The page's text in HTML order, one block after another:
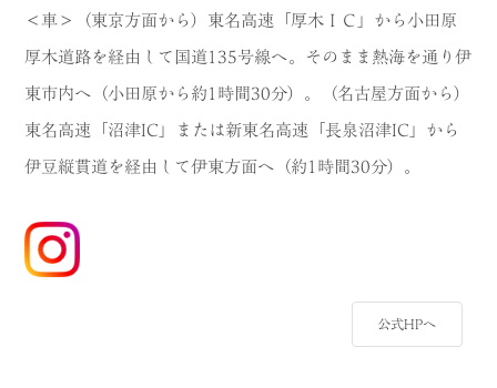
＜車＞（東京方面から）東名高速「厚木ＩＣ」から小田原
厚木道路を経由して国道135号線へ。そのまま熱海を通り伊
東市内へ（小田原から約1時間30分）。（名古屋方面から）
東名高速「沼津IC」または新東名高速「長泉沼津IC」から
伊豆縦貫道を経由して伊東方面へ（約1時間30分）。
公式HPへ